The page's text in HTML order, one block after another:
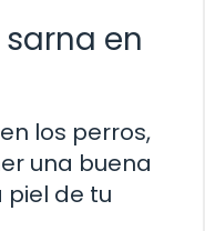
en
los perros,
una buena
piel de tu